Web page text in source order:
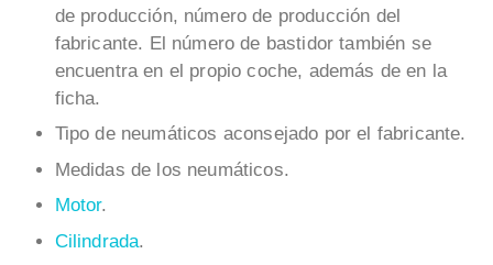
de producción, número de producción del
fabricante. El número de bastidor también se
encuentra en el propio coche, además de en la
ficha.
Tipo de neumáticos aconsejado por el fabricante.
Medidas de los neumáticos.
Motor.
Cilindrada.